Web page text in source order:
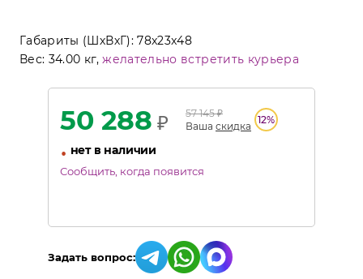
Габариты (ШхВхГ):78x23x48
Вес: 34.00 кг,желательно встретить курьера
50 288 ₽ 57 145₽
Ваша скидка
12%
• нет в наличии
Сообщить, когда появится
Задать вопрос: